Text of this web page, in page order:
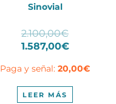
Sinovial
2.100,00€El
precio
era:
1.587,00€El
actual
es:
Paga y señal: 20,00€
LEER MÁS